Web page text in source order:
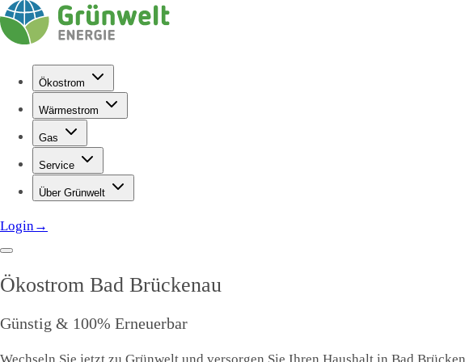
Ökostrom
Wärmestrom
Gas
Service
Über Grünwelt
Login→
Ökostrom Bad Brückenau
Günstig & 100% Erneuerbar